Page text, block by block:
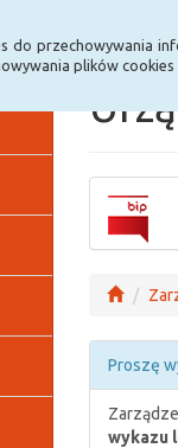
do przechowywania
plików
Proszę
wykazu